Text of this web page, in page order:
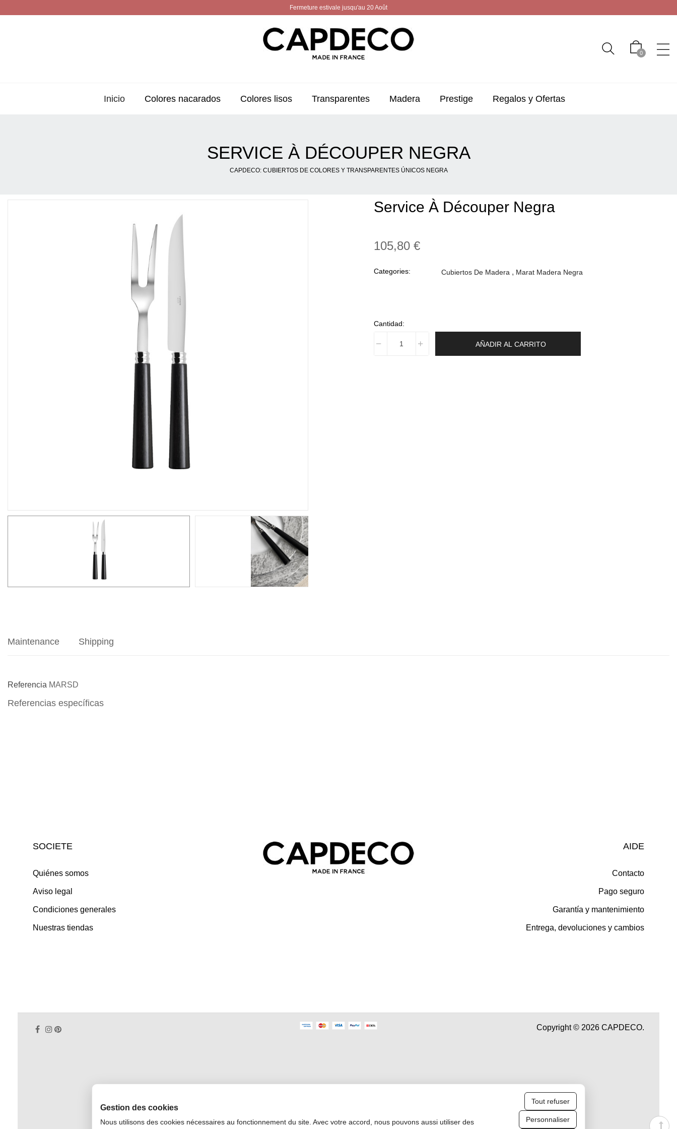
Fermeture estivale jusqu'au 20 Août
0
Inicio Colores nacarados Colores lisos Transparentes Madera Prestige Regalos y Ofertas
SERVICE À DÉCOUPER NEGRA
CAPDECO: CUBIERTOS DE COLORES Y TRANSPARENTES ÚNICOS NEGRA
Service À Découper Negra
105,80 €
Categories: Cubiertos De Madera Marat Madera Negra
Cantidad:
AÑADIR AL CARRITO
Maintenance Shipping
Referencia MARSD
Referencias específicas
SOCIETE
Quiénes somos
Aviso legal
Condiciones generales
Nuestras tiendas
AIDE
Contacto
Pago seguro
Garantía y mantenimiento
Entrega, devoluciones y cambios
Copyright © 2026 CAPDECO.
Gestion des cookies
Nous utilisons des cookies nécessaires au fonctionnement du site. Avec votre accord, nous pouvons aussi utiliser des
Tout refuser
Personnaliser